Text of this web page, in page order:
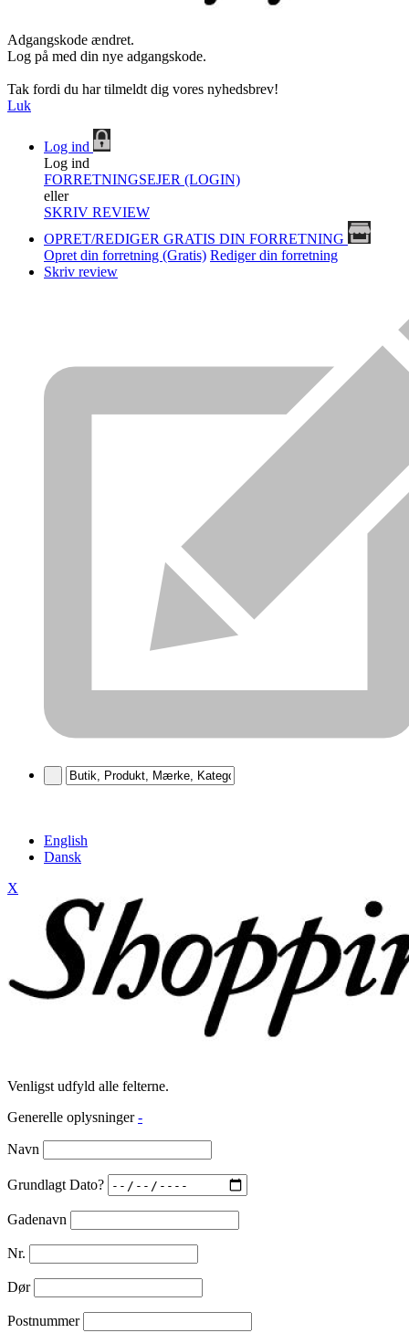
Adgangskode ændret.
Log på med din nye adgangskode.
Tak fordi du har tilmeldt dig vores nyhedsbrev!
Luk
Log ind
Log ind
FORRETNINGSEJER (LOGIN)
eller
SKRIV REVIEW
OPRET/REDIGER GRATIS DIN FORRETNING
Opret din forretning (Gratis) Rediger din forretning
Skriv review
English
Dansk
X
Venligst udfyld alle felterne.
Generelle oplysninger -
Navn
Grundlagt Dato?
Gadenavn
Nr.
Dør
Postnummer